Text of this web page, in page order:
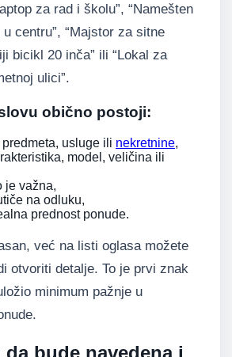
za rad i školu”, “Namešten
centru”, “Majstor za sitne
bicikl 20 inča” ili “Lokal za
ulici”.
obično postoji:
usluge ili nekretnine,
model, veličina ili
je važna,
na odluku,
prednost ponude.
već na listi oglasa možete
otvoriti detalje. To je prvi znak
minimum pažnje u
da bude navedena i